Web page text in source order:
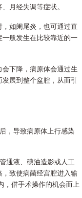
月经失调等症状。
如阑尾炎，也可通过直
般发生在比较靠近的一
下降，病原体会通过生
展到整个盆腔，从而引
，导致病原体上行感染
通液、碘油造影或人工
致使病菌经宫腔进入输
，借手术操作的机会而上